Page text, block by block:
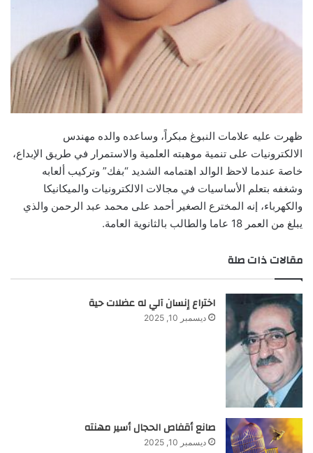
ظهرت عليه علامات النبوغ مبكراً، وساعده والده مهندس
الالكترونيات على تنمية موهبته العلمية والاستمرار في طريق الإبداع،
خاصة عندما لاحظ الوالد اهتمامه الشديد “بفك” وتركيب ألعابه
وشغفه بتعلم الأساسيات في مجالات الالكترونيات والميكانيكا
والكهرباء، إنه المخترع الصغير أحمد على محمد عبد الرحمن والذي
يبلغ من العمر 18 عاما والطالب بالثانوية العامة.
مقالات ذات صلة
اختراع إنسان آلي له عضلات حية
ديسمبر 10, 2025
صانع أقفاص الحجال أسير مهنته
ديسمبر 10, 2025